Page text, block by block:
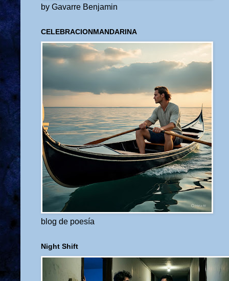
by Gavarre Benjamin
CELEBRACIONMANDARINA
blog de poesía
Night Shift